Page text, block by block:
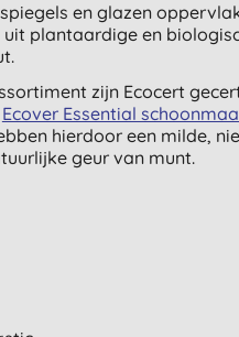
en glazen
plantaardige en
zijn Ecocert
Ecover Essential
hierdoor een milde,
geur van munt.